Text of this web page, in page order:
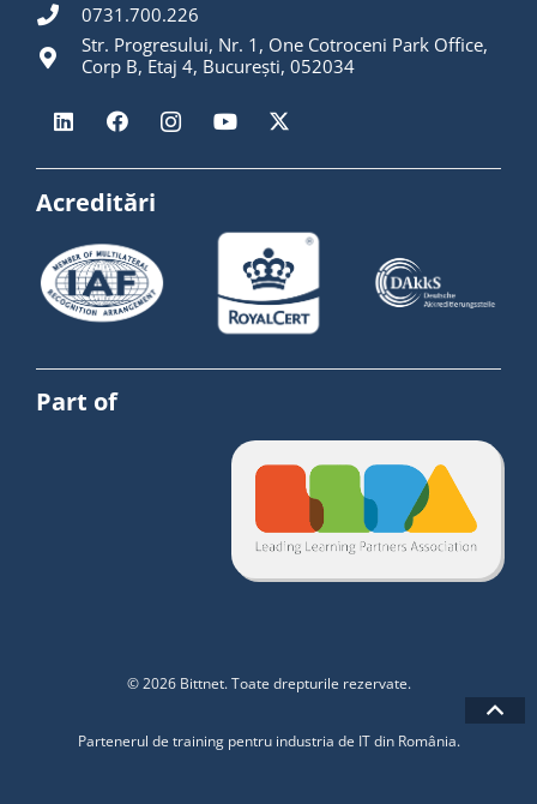
0731.700.226
Str. Progresului, Nr. 1, One Cotroceni Park Office,
Corp B, Etaj 4, București, 052034
Acreditări
Part of
© 2026 Bittnet. Toate drepturile rezervate.
Partenerul de training pentru industria de IT din România.